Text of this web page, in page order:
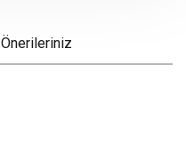
Önerileriniz